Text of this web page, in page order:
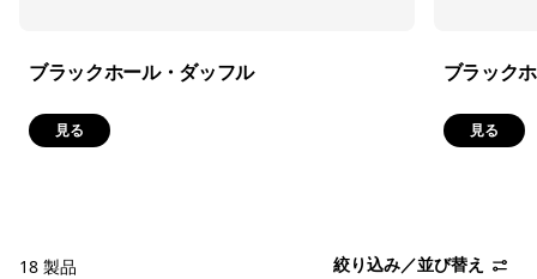
ブラックホール・ダッフル
見る
ブラック
見る
18 製品 絞り込み／並び替え